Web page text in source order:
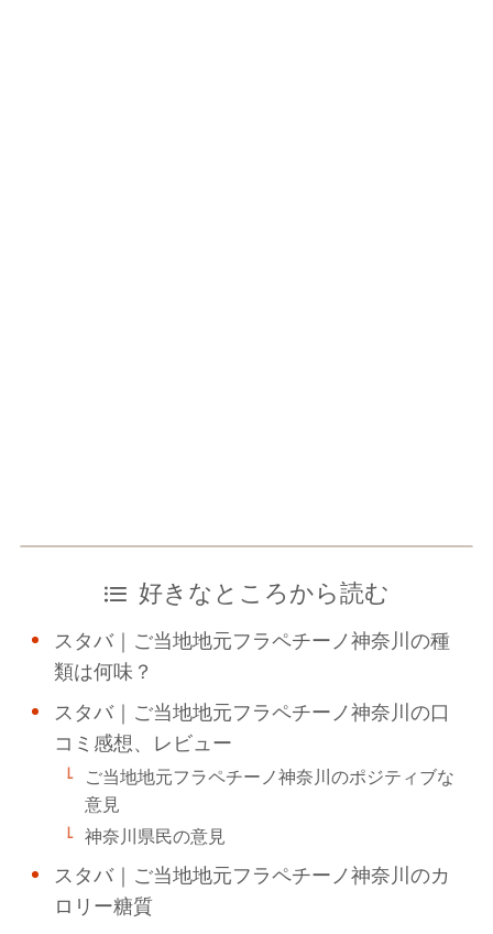
好きなところから読む
スタバ｜ご当地地元フラペチーノ神奈川の種
類は何味？
スタバ｜ご当地地元フラペチーノ神奈川の口
コミ感想、レビュー
ご当地地元フラペチーノ神奈川のポジティブな
意見
神奈川県民の意見
スタバ｜ご当地地元フラペチーノ神奈川のカ
ロリー糖質